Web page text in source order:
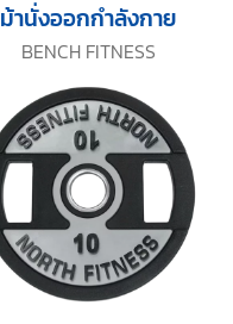
BENCH FITNESS
ม้านั่งออกกำลังกาย